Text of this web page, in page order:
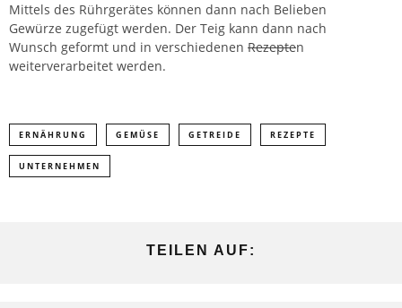
Mittels des Rührgerätes können dann nach Belieben
Gewürze zugefügt werden. Der Teig kann dann nach
Wunsch geformt und in verschiedenen Rezepten
weiterverarbeitet werden.
ERNÄHRUNG GEMÜSE GETREIDE REZEPTE
UNTERNEHMEN
TEILEN AUF: